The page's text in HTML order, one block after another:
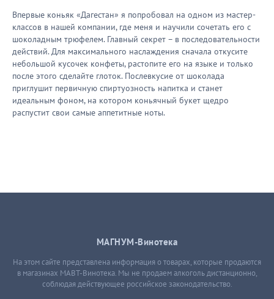
Впервые коньяк «Дагестан» я попробовал на одном из мастер-
классов в нашей компании, где меня и научили сочетать его с
шоколадным трюфелем. Главный секрет – в последовательности
действий. Для максимального наслаждения сначала откусите
небольшой кусочек конфеты, растопите его на языке и только
после этого сделайте глоток. Послевкусие от шоколада
приглушит первичную спиртуозность напитка и станет
идеальным фоном, на котором коньячный букет щедро
распустит свои самые аппетитные ноты.
МАГНУМ-Винотека
На этом сайте представлена информация о товарах, которые продаются
в магазинах МАВТ-Винотека. Мы не продаем алкоголь дистанционно,
соблюдая действующее российское законодательство.